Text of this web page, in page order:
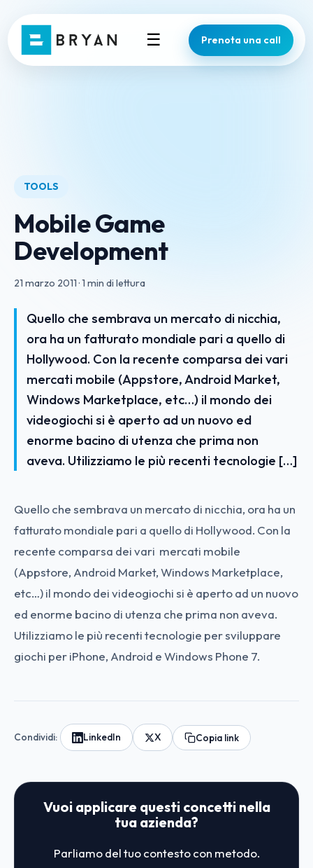
☰ Prenota una call
TOOLS
Mobile Game
Development
21 marzo 2011 ·1 min di lettura
Quello che sembrava un mercato di nicchia,
ora ha un fatturato mondiale pari a quello di
Hollywood. Con la recente comparsa dei vari
mercati mobile (Appstore, Android Market,
Windows Marketplace, etc…) il mondo dei
videogiochi si è aperto ad un nuovo ed
enorme bacino di utenza che prima non
aveva. Utilizziamo le più recenti tecnologie […]
Quello che sembrava un mercato di nicchia, ora ha un
fatturato mondiale pari a quello di Hollywood. Con la
recente comparsa dei vari mercati mobile
(Appstore, Android Market, Windows Marketplace,
etc…) il mondo dei videogiochi si è aperto ad un nuovo
ed enorme bacino di utenza che prima non aveva.
Utilizziamo le più recenti tecnologie per sviluppare
giochi per iPhone, Android e Windows Phone 7.
Condividi: LinkedIn X Copia link
Vuoi applicare questi concetti nella
tua azienda?
Parliamo del tuo contesto con metodo.